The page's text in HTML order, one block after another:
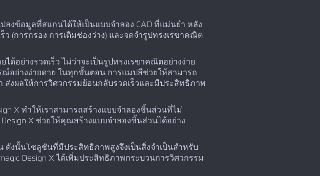
ลงข้อมูลที่สแกนได้ให้เป็นแบบจำลอง CAD ที่แม่นยำ หลัง
(การกรอง การเติมช่องว่าง) และจดจำรูปทรงเรขาคณิต
อย่างรวดเร็ว ไม่ว่าจะเป็นรูปทรงเรขาคณิตอย่างง่าย
อย่างง่ายดาย ในทุกขั้นตอน การแมปสีช่วยให้สามารถ
งผลให้การวิศวกรรมย้อนกลับรวดเร็วและมีประสิทธิภาพ
X ทำให้เราสามารถสร้างแบบจำลองชิ้นส่วนที่ไม่
X ช่วยให้คุณสร้างแบบจำลองชิ้นส่วนได้อย่าง
ดังนั้นโซลูชันที่มีประสิทธิภาพสูงจึงเป็นสิ่งจำเป็นสำหรับ
Design X ได้เพิ่มประสิทธิภาพกระบวนการวิศวกรรม